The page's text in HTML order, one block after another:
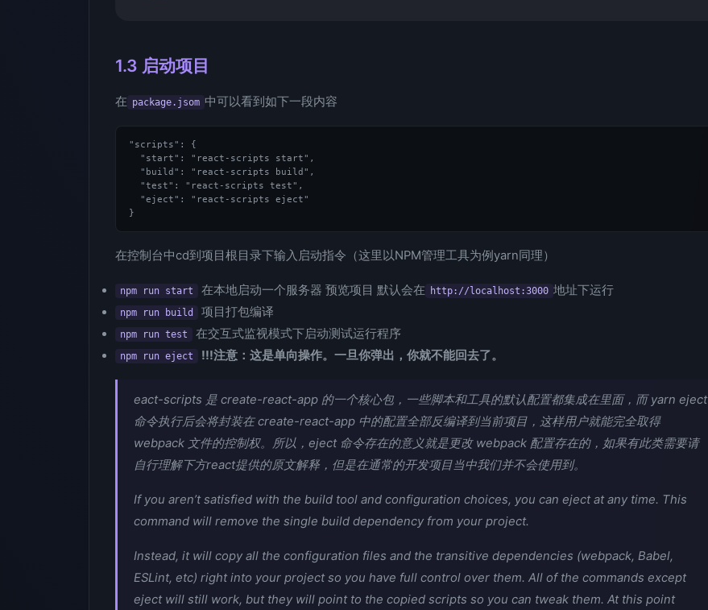
1.3 启动项目
在 package.jsom 中可以看到如下一段内容
"scripts": {
  "start": "react-scripts start",
  "build": "react-scripts build",
  "test": "react-scripts test",
  "eject": "react-scripts eject"
在控制台中cd到项目根目录下输入启动指令（这里以NPM管理工具为例yarn同理）
npm run start 在本地启动一个服务器 预览项目 默认会在 http://localhost:3000 地址下运行
npm run build 项目打包编译
npm run test 在交互式监视模式下启动测试运行程序
npm run eject !!!注意：这是单向操作。一旦你弹出，你就不能回去了。
eact-scripts 是 create-react-app 的一个核心包，一些脚本和工具的默认配置都集成在里面，而 yarn eject
命令执行后会将封装在 create-react-app 中的配置全部反编译到当前项目，这样用户就能完全取得
webpack 文件的控制权。所以，eject 命令存在的意义就是更改 webpack 配置存在的，如果有此类需要请
自行理解下方react提供的原文解释，但是在通常的开发项目当中我们并不会使用到。
If you aren’t satisfied with the build tool and configuration choices, you can eject at any time. This
command will remove the single build dependency from your project.
Instead, it will copy all the configuration files and the transitive dependencies (webpack, Babel,
ESLint, etc) right into your project so you have full control over them. All of the commands except
eject will still work, but they will point to the copied scripts so you can tweak them. At this point